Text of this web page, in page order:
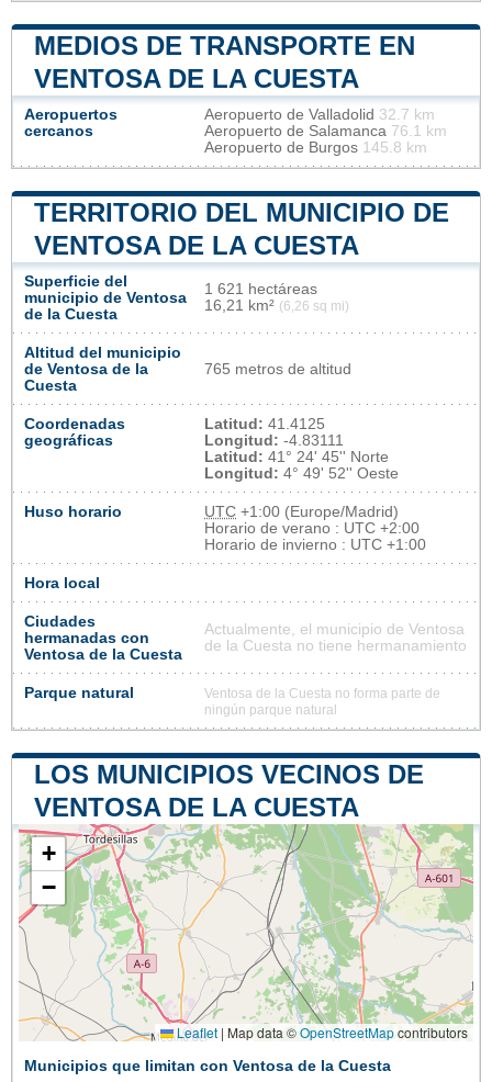
MEDIOS DE TRANSPORTE EN
VENTOSA DE LA CUESTA
Aeropuertos
cercanos
Aeropuerto de Valladolid 32.7 km
Aeropuerto de Salamanca 76.1 km
Aeropuerto de Burgos 145.8 km
TERRITORIO DEL MUNICIPIO DE
VENTOSA DE LA CUESTA
Superficie del
municipio de Ventosa
de la Cuesta
1 621 hectáreas
16,21 km² (6,26 sq mi)
Altitud del municipio
de Ventosa de la
Cuesta
765 metros de altitud
Coordenadas
geográficas
Latitud: 41.4125
Longitud: -4.83111
Latitud: 41° 24' 45'' Norte
Longitud: 4° 49' 52'' Oeste
Huso horario UTC +1:00 (Europe/Madrid)
Horario de verano : UTC +2:00
Horario de invierno : UTC +1:00
Hora local
Ciudades
hermanadas con
Ventosa de la Cuesta
Actualmente, el municipio de Ventosa
de la Cuesta no tiene hermanamiento
Parque natural
Ventosa de la Cuesta no forma parte de
ningún parque natural
LOS MUNICIPIOS VECINOS DE
VENTOSA DE LA CUESTA
+
−
Leaflet |Map data ©OpenStreetMapcontributors
Municipios que limitan con Ventosa de la Cuesta